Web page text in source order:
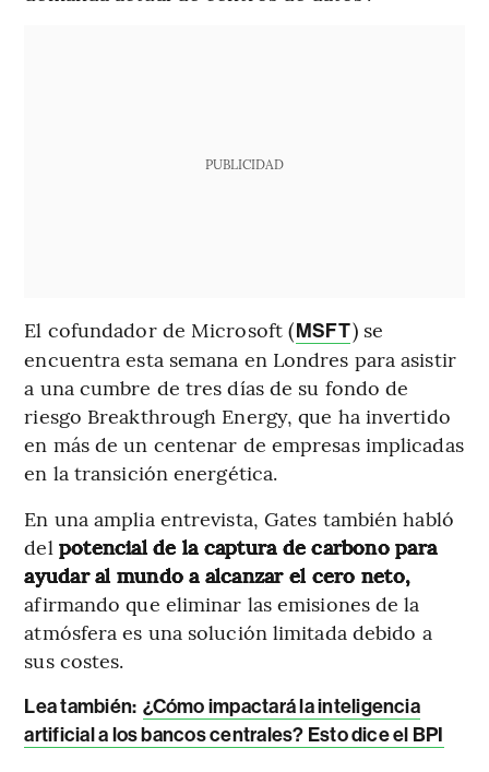
PUBLICIDAD
El cofundador de Microsoft (MSFT) se
encuentra esta semana en Londres para asistir
a una cumbre de tres días de su fondo de
riesgo Breakthrough Energy, que ha invertido
en más de un centenar de empresas implicadas
en la transición energética.
En una amplia entrevista, Gates también habló
del potencial de la captura de carbono para
ayudar al mundo a alcanzar el cero neto,
afirmando que eliminar las emisiones de la
atmósfera es una solución limitada debido a
sus costes.
Lea también: ¿Cómo impactará la inteligencia
artificial a los bancos centrales? Esto dice el BPI